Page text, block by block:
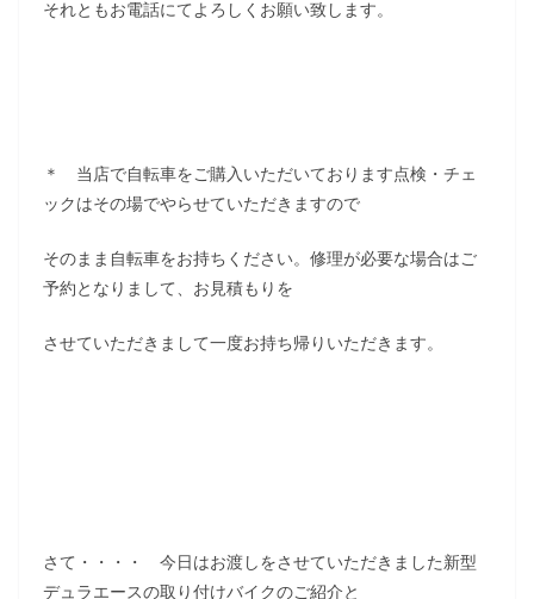
それともお電話にてよろしくお願い致します。
＊ 当店で自転車をご購入いただいております点検・チェ
ックはその場でやらせていただきますので
そのまま自転車をお持ちください。修理が必要な場合はご
予約となりまして、お見積もりを
させていただきまして一度お持ち帰りいただきます。
さて・・・・ 今日はお渡しをさせていただきました新型
デュラエースの取り付けバイクのご紹介と